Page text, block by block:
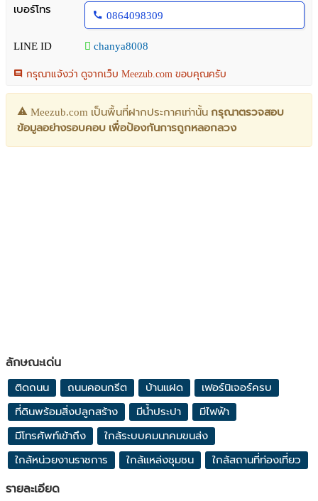
เบอร์โทร
0864098309
LINE ID chanya8008
กรุณาแจ้งว่า ดูจากเว็บ Meezub.com ขอบคุณครับ
Meezub.com เป็นพื้นที่ฝากประกาศเท่านั้น กรุณาตรวจสอบ
ข้อมูลอย่างรอบคอบ เพื่อป้องกันการถูกหลอกลวง
ลักษณะเด่น
ติดถนน ถนนคอนกรีต บ้านแฝด เฟอร์นิเจอร์ครบ
ที่ดินพร้อมสิ่งปลูกสร้าง มีน้ำประปา มีไฟฟ้า
มีโทรศัพท์เข้าถึง ใกล้ระบบคมนาคมขนส่ง
ใกล้หน่วยงานราชการ ใกล้แหล่งชุมชน ใกล้สถานที่ท่องเที่ยว
รายละเอียด